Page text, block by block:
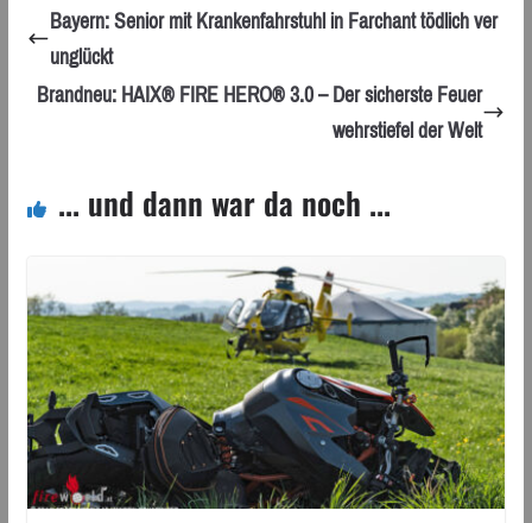
Bayern: Senior mit Krankenfahrstuhl in Farchant tödlich ver
unglückt
Brandneu: HAIX® FIRE HERO® 3.0 – Der sicherste Feuer
wehrstiefel der Welt
... und dann war da noch ...